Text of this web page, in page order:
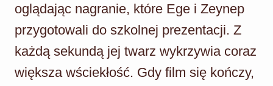
oglądając nagranie, które Ege i Zeynep
przygotowali do szkolnej prezentacji. Z
każdą sekundą jej twarz wykrzywia coraz
większa wściekłość. Gdy film się kończy,